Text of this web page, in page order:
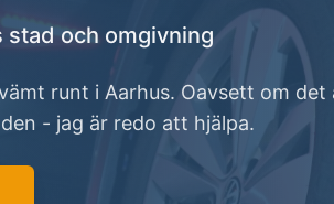
stad och omgivning
runt i Aarhus. Oavsett om det
- jag är redo att hjälpa.